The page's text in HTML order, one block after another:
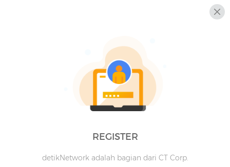
REGISTER
detikNetwork adalah bagian dari CT Corp.